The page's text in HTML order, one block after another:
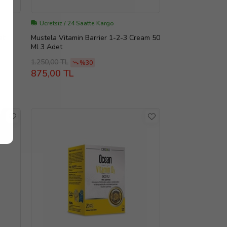
Ücretsiz / 24 Saatte Kargo
Mustela Vitamin Barrier 1-2-3 Cream 50
Ml 3 Adet
1.250,00 TL
%30
875,00 TL